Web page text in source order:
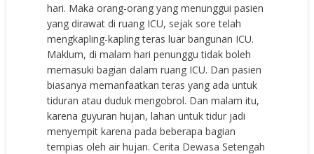
hari. Maka orang-orang yang menunggui pasien
yang dirawat di ruang ICU, sejak sore telah
mengkapling-kapling teras luar bangunan ICU.
Maklum, di malam hari penunggu tidak boleh
memasuki bagian dalam ruang ICU. Dan pasien
biasanya memanfaatkan teras yang ada untuk
tiduran atau duduk mengobrol. Dan malam itu,
karena guyuran hujan, lahan untuk tidur jadi
menyempit karena pada beberapa bagian
tempias oleh air hujan. Cerita Dewasa Setengah